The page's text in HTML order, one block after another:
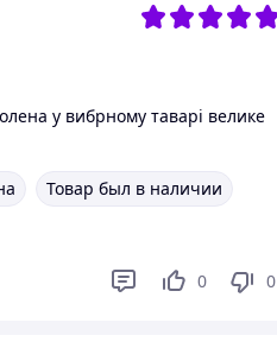
у вибрному таварі велике
Товар был в наличии
0 0